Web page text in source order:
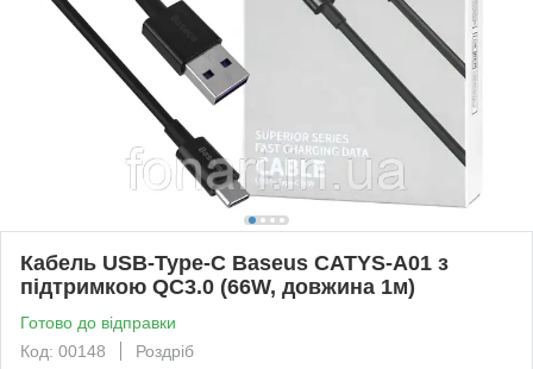
Кабель USB-Type-C Baseus CATYS-A01 з
підтримкою QC3.0 (66W, довжина 1м)
Готово до відправки
Код: 00148
Роздріб